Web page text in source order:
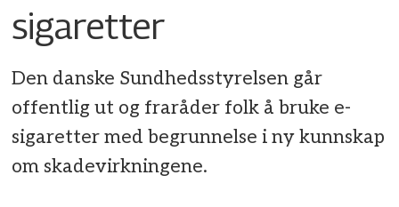
sigaretter
Den danske Sundhedsstyrelsen går
offentlig ut og fraråder folk å bruke e-
sigaretter med begrunnelse i ny kunnskap
om skadevirkningene.